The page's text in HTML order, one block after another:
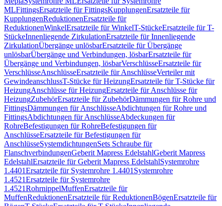
MLFittingsErsatzteile für FittingsKupplungenErsatzteile für
KupplungenReduktionenErsatzteile für
ReduktionenWinkelErsatzteile für WinkelT-StückeErsatzteile für T-
StückeInnenliegende ZirkulationErsatzteile für Innenliegende
ZirkulationÜbergänge unlösbarErsatzteile für Übergänge
unlösbarÜbergänge und Verbindungen, lösbarErsatzteile für
Übergänge und Verbindungen, lösbarVerschlüsseErsatzteile für
VerschlüsseAnschlüsseErsatzteile für AnschlüsseVerteiler mit
GewindeanschlussT-Stücke für HeizungErsatzteile für T-Stücke für
HeizungAnschlüsse für HeizungErsatzteile für Anschlüsse für
HeizungZubehörErsatzteile für ZubehörDämmungen für Rohre und
FittingsDämmungen für AnschlüsseAbdichtungen für Rohre und
FittingsAbdichtungen für AnschlüsseAbdeckungen für
RohreBefestigungen für RohreBefestigungen für
AnschlüsseErsatzteile für Befestigungen für
AnschlüsseSystemdichtungenSets Schraube für
FlanschverbindungenGeberit Mapress EdelstahlGeberit Mapress
EdelstahlErsatzteile für Geberit Mapress EdelstahlSystemrohre
1.4401Ersatzteile für Systemrohre 1.4401 Systemrohre
1.4521Ersatzteile für Systemrohre
1.4521RohrnippelMuffenErsatzteile für
MuffenReduktionenErsatzteile für ReduktionenBögenErsatzteile für